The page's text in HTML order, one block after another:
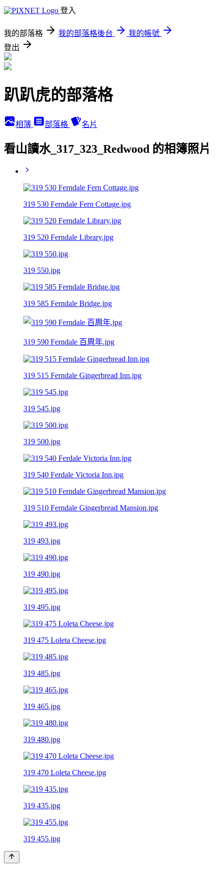
登入
我的部落格 我的部落格後台
我的帳號
登出
趴趴虎的部落格
相簿 部落格 名片
看山讀水_317_323_Redwood 的相簿照片
319 530 Ferndale Fern Cottage.jpg
319 520 Ferndale Library.jpg
319 550.jpg
319 585 Ferndale Bridge.jpg
319 590 Ferndale 百周年.jpg
319 515 Ferndale Gingerbread Inn.jpg
319 545.jpg
319 500.jpg
319 540 Ferdale Victoria Inn.jpg
319 510 Ferndale Gingerbread Mansion.jpg
319 493.jpg
319 490.jpg
319 495.jpg
319 475 Loleta Cheese.jpg
319 485.jpg
319 465.jpg
319 480.jpg
319 470 Loleta Cheese.jpg
319 435.jpg
319 455.jpg